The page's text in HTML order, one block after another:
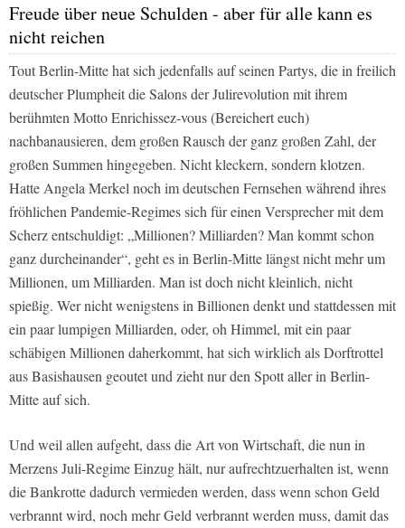
Freude über neue Schulden - aber für alle kann es
nicht reichen
Tout Berlin-Mitte hat sich jedenfalls auf seinen Partys, die in freilich
deutscher Plumpheit die Salons der Julirevolution mit ihrem
berühmten Motto Enrichissez-vous (Bereichert euch)
nachbanausieren, dem großen Rausch der ganz großen Zahl, der
großen Summen hingegeben. Nicht kleckern, sondern klotzen.
Hatte Angela Merkel noch im deutschen Fernsehen während ihres
fröhlichen Pandemie-Regimes sich für einen Versprecher mit dem
Scherz entschuldigt: „Millionen? Milliarden? Man kommt schon
ganz durcheinander“, geht es in Berlin-Mitte längst nicht mehr um
Millionen, um Milliarden. Man ist doch nicht kleinlich, nicht
spießig. Wer nicht wenigstens in Billionen denkt und stattdessen mit
ein paar lumpigen Milliarden, oder, oh Himmel, mit ein paar
schäbigen Millionen daherkommt, hat sich wirklich als Dorftrottel
aus Basishausen geoutet und zieht nur den Spott aller in Berlin-
Mitte auf sich.
Und weil allen aufgeht, dass die Art von Wirtschaft, die nun in
Merzens Juli-Regime Einzug hält, nur aufrechtzuerhalten ist, wenn
die Bankrotte dadurch vermieden werden, dass wenn schon Geld
verbrannt wird, noch mehr Geld verbrannt werden muss, damit das